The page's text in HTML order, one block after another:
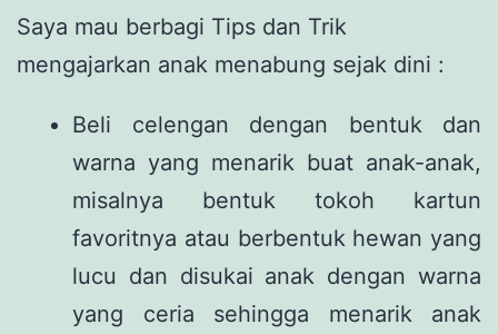
Saya mau berbagi Tips dan Trik
mengajarkan anak menabung sejak dini :
Beli celengan dengan bentuk dan
warna yang menarik buat anak-anak,
misalnya bentuk tokoh kartun
favoritnya atau berbentuk hewan yang
lucu dan disukai anak dengan warna
yang ceria sehingga menarik anak